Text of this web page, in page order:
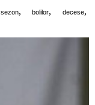
sezon, bolilor, decese,